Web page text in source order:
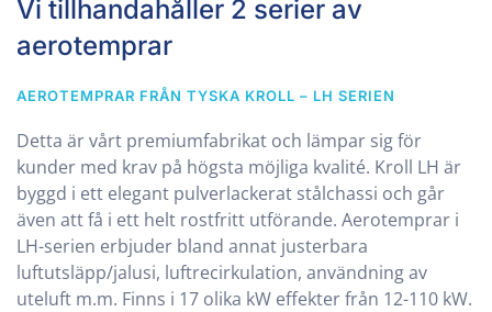
Vi tillhandahåller 2 serier av
aerotemprar
AEROTEMPRAR FRÅN TYSKA KROLL – LH SERIEN
Detta är vårt premiumfabrikat och lämpar sig för
kunder med krav på högsta möjliga kvalité. Kroll LH är
byggd i ett elegant pulverlackerat stålchassi och går
även att få i ett helt rostfritt utförande. Aerotemprar i
LH-serien erbjuder bland annat justerbara
luftutsläpp/jalusi, luftrecirkulation, användning av
uteluft m.m. Finns i 17 olika kW effekter från 12-110 kW.